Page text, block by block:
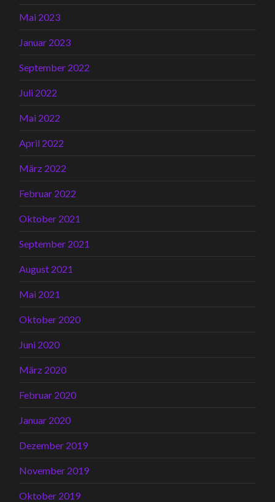
Mai 2023
Januar 2023
September 2022
Juli 2022
Mai 2022
April 2022
März 2022
Februar 2022
Oktober 2021
September 2021
August 2021
Mai 2021
Oktober 2020
Juni 2020
März 2020
Februar 2020
Januar 2020
Dezember 2019
November 2019
Oktober 2019